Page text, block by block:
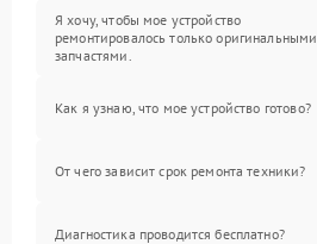
Я хочу, чтобы мое устройство
ремонтировалось только оригинальными
запчастями.
Как я узнаю, что мое устройство готово?
От чего зависит срок ремонта техники?
Диагностика проводится бесплатно?